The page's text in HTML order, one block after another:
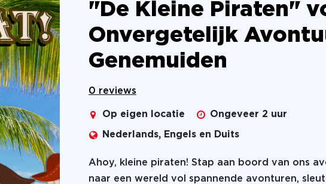
"De Kleine Piraten"
Onvergetelijk
Genemuiden
0 reviews
Op eigen locatie Ongeveer 2 uur
Nederlands, Engels en Duits
Ahoy, kleine piraten! Stap aan boord van ons
naar een wereld vol spannende avonturen,